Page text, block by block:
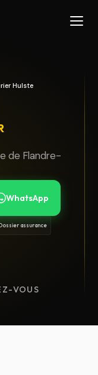
Hulste
de Flandre-
WhatsApp
assurance
VOUS